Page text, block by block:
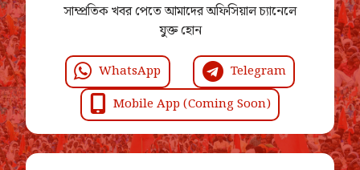
সাম্প্রতিক খবর পেতে আমাদের অফিসিয়াল চ্যানেলে
যুক্ত হোন
WhatsApp
Telegram
Mobile App (Coming Soon)